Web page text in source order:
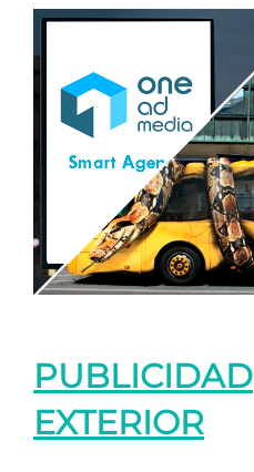
PUBLICIDAD
EXTERIOR